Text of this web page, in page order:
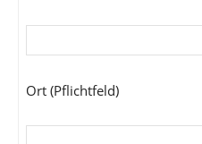
Ort (Pflichtfeld)